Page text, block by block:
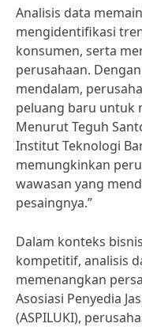
Analisis data
mengidentifikasi
konsumen, serta
perusahaan.
mendalam,
peluang baru untuk
Menurut Teguh
Institut Teknologi
memungkinkan
wawasan yang
pesaingnya.”
Dalam konteks
kompetitif, analisis
memenangkan
Asosiasi Penyedia
(ASPILUKI),